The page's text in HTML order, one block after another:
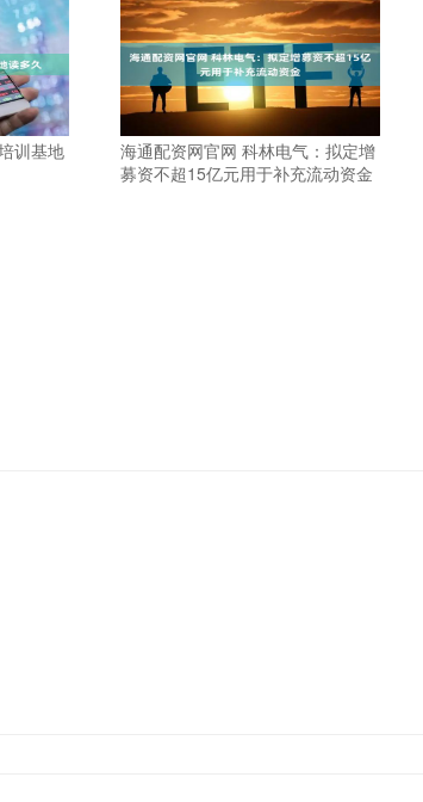
训基地
海通配资网官网 科林电气：拟定增
募资不超15亿元用于补充流动资金